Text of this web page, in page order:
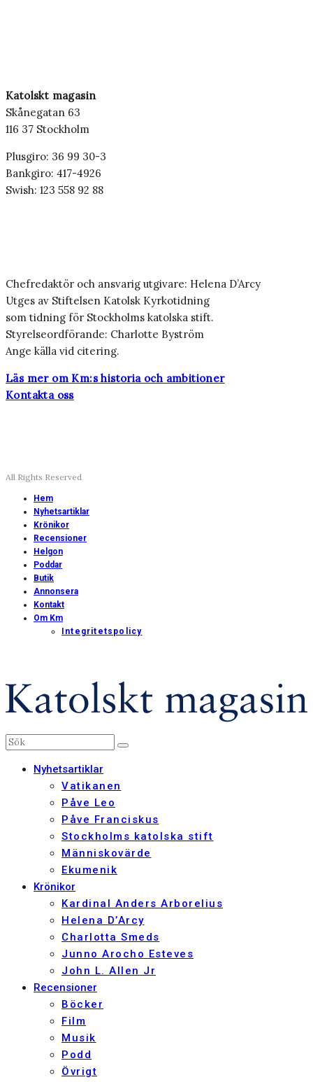
Katolskt magasin
Skånegatan 63
116 37 Stockholm
Plusgiro: 36 99 30-3
Bankgiro: 417-4926
Swish: 123 558 92 88
Chefredaktör och ansvarig utgivare: Helena D’Arcy
Utges av Stiftelsen Katolsk Kyrkotidning
som tidning för Stockholms katolska stift.
Styrelseordförande: Charlotte Byström
Ange källa vid citering.
Läs mer om Km:s historia och ambitioner
Kontakta oss
All Rights Reserved
Hem
Nyhetsartiklar
Krönikor
Recensioner
Helgon
Poddar
Butik
Annonsera
Kontakt
Om Km
Integritetspolicy
Nyhetsartiklar
Vatikanen
Påve Leo
Påve Franciskus
Stockholms katolska stift
Människovärde
Ekumenik
Krönikor
Kardinal Anders Arborelius
Helena D’Arcy
Charlotta Smeds
Junno Arocho Esteves
John L. Allen Jr
Recensioner
Böcker
Film
Musik
Podd
Övrigt